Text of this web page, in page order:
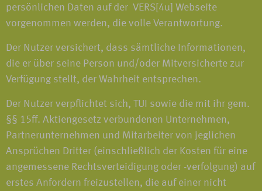
persönlichen Daten auf der VERS[4u] Webseite
vorgenommen werden, die volle Verantwortung.
Der Nutzer versichert, dass sämtliche Informationen,
die er über seine Person und/oder Mitversicherte zur
Verfügung stellt, der Wahrheit entsprechen.
Der Nutzer verpflichtet sich, TUI sowie die mit ihr gem.
§§ 15ff. Aktiengesetz verbundenen Unternehmen,
Partnerunternehmen und Mitarbeiter von jeglichen
Ansprüchen Dritter (einschließlich der Kosten für eine
angemessene Rechtsverteidigung oder -verfolgung) auf
erstes Anfordern freizustellen, die auf einer nicht